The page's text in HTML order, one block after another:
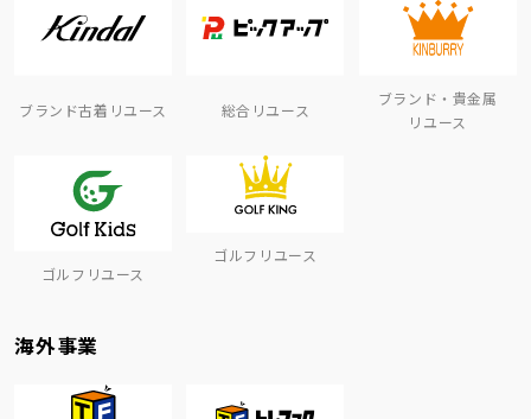
ブランド古着リユース 総合リユース
ブランド・貴金属
リユース
ゴルフリユース
ゴルフリユース
海外事業